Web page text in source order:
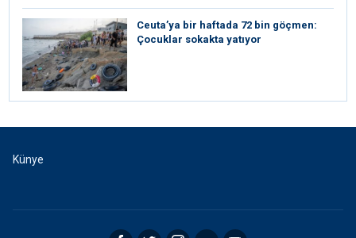
Ceuta’ya bir haftada 72 bin göçmen:
Çocuklar sokakta yatıyor
Künye